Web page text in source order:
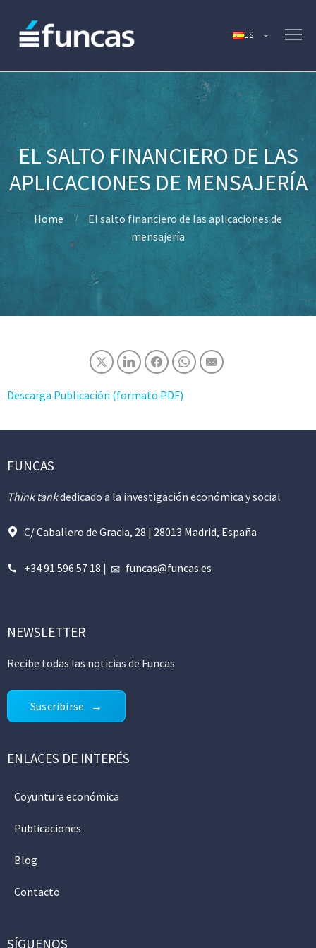
EL SALTO FINANCIERO DE LAS
APLICACIONES DE MENSAJERÍA
Home
El salto financiero de las aplicaciones de
mensajería
Descarga Publicación (formato PDF)
FUNCAS
Think tankdedicado a la investigación económica y social
C/ Caballero de Gracia, 28 | 28013 Madrid, España
+34 91 596 57 18 | funcas@funcas.es
NEWSLETTER
Recibe todas las noticias de Funcas
Suscribirse
ENLACES DE INTERÉS
Coyuntura económica
Publicaciones
Blog
Contacto
SÍGUENOS